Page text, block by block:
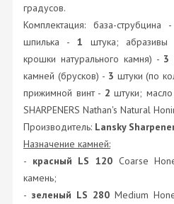
градусов.
Комплектация: база-струбцина -
шпилька - 1 штука; абразивы
крошки натурального камня) - 3
камней (брусков) - 3 штуки (по
прижимной винт - 2 штуки;
SHARPENERS Nathan's Natural
Производитель: Lansky
Назначение камней:
- красный LS 120 Coarse
камень;
- зеленый LS 280 Medium